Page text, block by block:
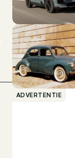
ADVERTENTIE